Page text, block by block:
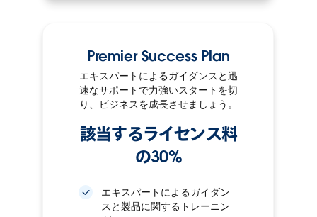
Premier Success Plan
エキスパートによるガイダンスと迅
速なサポートで力強いスタートを切
り、ビジネスを成長させましょう。
該当するライセンス料
の30%
エキスパートによるガイダン
スと製品に関するトレーニン